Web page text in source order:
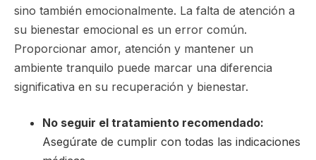
sino también emocionalmente. La falta de atención a
su bienestar emocional es un error común.
Proporcionar amor, atención y mantener un
ambiente tranquilo puede marcar una diferencia
significativa en su recuperación y bienestar.
No seguir el tratamiento recomendado:
Asegúrate de cumplir con todas las indicaciones